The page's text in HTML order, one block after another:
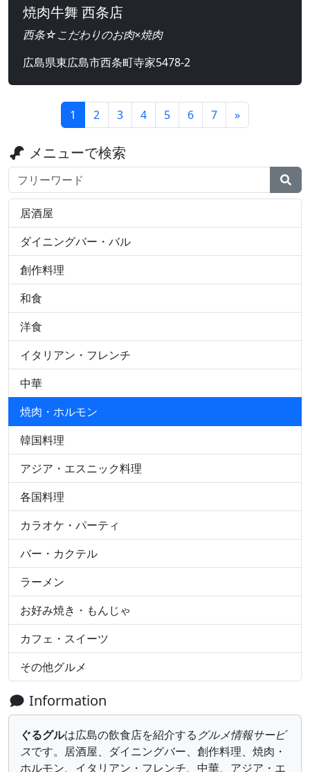
焼肉牛舞 西条店
西条☆こだわりのお肉×焼肉
広島県東広島市西条町寺家5478-2
1 2 3 4 5 6 7 »
メニューで検索
検索ワード
居酒屋
ダイニングバー・バル
創作料理
和食
洋食
イタリアン・フレンチ
中華
焼肉・ホルモン
韓国料理
アジア・エスニック料理
各国料理
カラオケ・パーティ
バー・カクテル
ラーメン
お好み焼き・もんじゃ
カフェ・スイーツ
その他グルメ
Information
ぐるグルは広島の飲食店を紹介する グルメ情報サービ
スです。居酒屋、ダイニングバー、創作料理、焼肉・
ホルモン、イタリアン・フレンチ、中華、アジア・エ